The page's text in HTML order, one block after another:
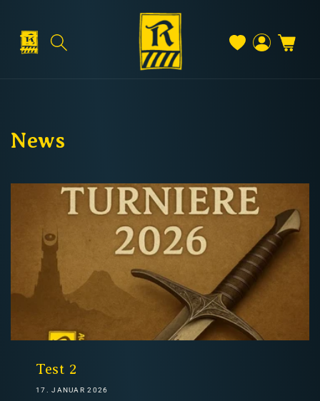
Inhalt
Warenkorb
News
Test 2
17. JANUAR 2026
Versand & Lieferung
Kostenloser Versand
Deutschland: ab69 €
Österreich & EU: ab
200 €
Nicht-EU: kein kostenloser Versand
Lieferungen in Nicht-EU-Länder (z. B. Schweiz)